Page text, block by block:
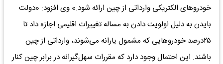
خودروهای الکتریکی وارداتی از چین ارائه شود.» وی افزود: «دولت
بایدن به دلیل اولویت دادن به مساله تغییرات اقلیمی اجازه داد تا
۲۵‌درصد خودروهایی که مشمول یارانه می‌شوند، وارداتی از چین
باشند. این احتمال وجود دارد که مقررات سهل‌گیرانه در برابر چین کنار